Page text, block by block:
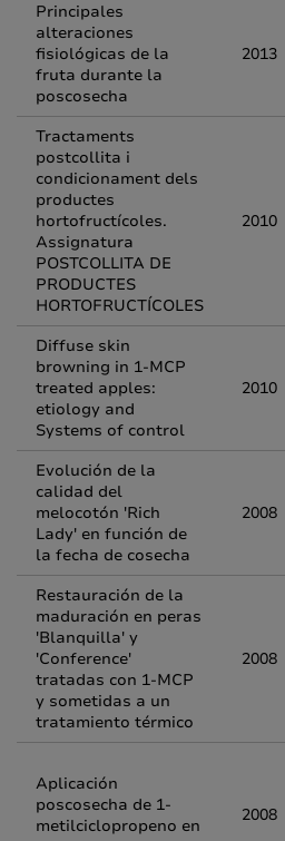
Principales
alteraciones
fisiológicas de la
fruta durante la
poscosecha
2013
Tractaments
postcollita i
condicionament dels
productes
hortofructícoles.
Assignatura
POSTCOLLITA DE
PRODUCTES
HORTOFRUCTÍCOLES
2010
Diffuse skin
browning in 1-MCP
treated apples:
etiology and
Systems of control
2010
Evolución de la
calidad del
melocotón 'Rich
Lady' en función de
la fecha de cosecha
2008
Restauración de la
maduración en peras
'Blanquilla' y
'Conference'
tratadas con 1-MCP
y sometidas a un
tratamiento térmico
2008
Aplicación
poscosecha de 1-
metilciclopropeno en
2008